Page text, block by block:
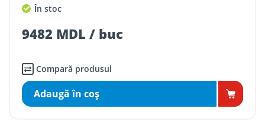
În stoc
9482 MDL / buc
Compară produsul
Adaugă în coş